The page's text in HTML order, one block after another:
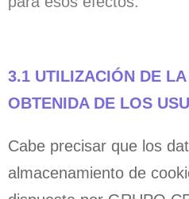
3.1 UTILIZACIÓN DE
OBTENIDA DE LOS
Cabe precisar que los
almacenamiento de